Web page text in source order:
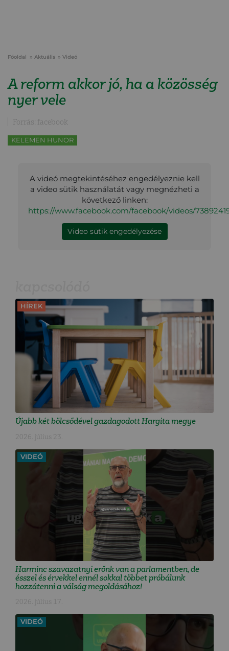
Főoldal Aktuális Videó
A reform akkor jó, ha a közösség
nyer vele
Forrás: facebook
KELEMEN HUNOR
A videó megtekintéséhez engedélyeznie kell
a video sütik használatát vagy megnézheti a
következő linken:
https://www.facebook.com/facebook/videos/
Video sütik engedélyezése
HÍREK
Újabb két bölcsődével gazdagodott Hargita megye
2026. július 23.
VIDEÓ
Harminc szavazatnyi erőnk van a parlamentben, de
ésszel és érvekkel ennél sokkal többet próbálunk
hozzátenni a válság megoldásához!
2026. július 17.
VIDEÓ